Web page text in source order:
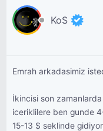
KoS
Emrah arkadasimiz
İkincisi son
iceriklilere ben gunde
15-13 $ seklinde